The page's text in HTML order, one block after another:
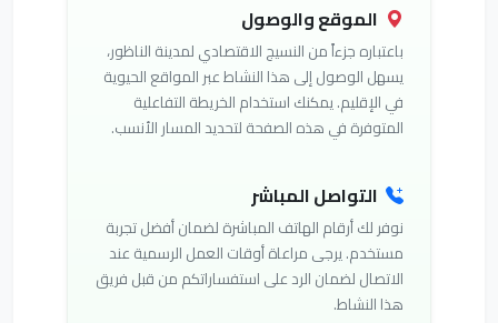
الموقع والوصول
باعتباره جزءاً من النسيج الاقتصادي لمدينة الناظور،
يسهل الوصول إلى هذا النشاط عبر المواقع الحيوية
في الإقليم. يمكنك استخدام الخريطة التفاعلية
المتوفرة في هذه الصفحة لتحديد المسار الأنسب.
التواصل المباشر
نوفر لك أرقام الهاتف المباشرة لضمان أفضل تجربة
مستخدم. يرجى مراعاة أوقات العمل الرسمية عند
الاتصال لضمان الرد على استفساراتكم من قبل فريق
هذا النشاط.